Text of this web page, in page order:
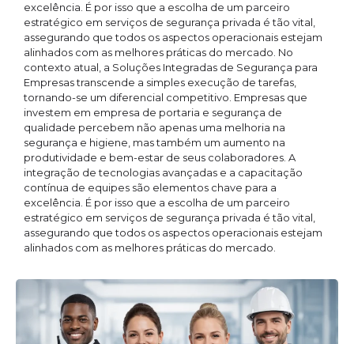
excelência. É por isso que a escolha de um parceiro
estratégico em serviços de segurança privada é tão vital,
assegurando que todos os aspectos operacionais estejam
alinhados com as melhores práticas do mercado. No
contexto atual, a Soluções Integradas de Segurança para
Empresas transcende a simples execução de tarefas,
tornando-se um diferencial competitivo. Empresas que
investem em empresa de portaria e segurança de
qualidade percebem não apenas uma melhoria na
segurança e higiene, mas também um aumento na
produtividade e bem-estar de seus colaboradores. A
integração de tecnologias avançadas e a capacitação
contínua de equipes são elementos chave para a
excelência. É por isso que a escolha de um parceiro
estratégico em serviços de segurança privada é tão vital,
assegurando que todos os aspectos operacionais estejam
alinhados com as melhores práticas do mercado.